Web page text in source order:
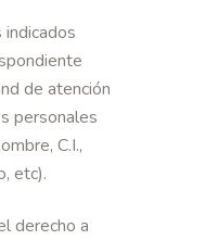
de atención
personales
C.I.,
etc).
derecho a